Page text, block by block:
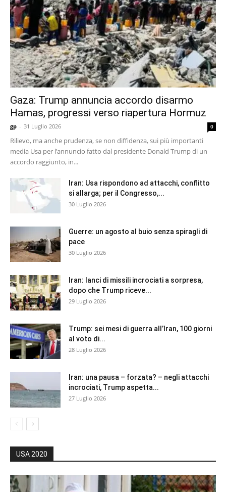
Gaza: Trump annuncia accordo disarmo
Hamas, progressi verso riapertura Hormuz
gp - 31 Luglio 2026 0
Rilievo, ma anche prudenza, se non diffidenza, sui più importanti
media Usa per l’annuncio fatto dal presidente Donald Trump di un
accordo raggiunto, in...
Iran: Usa rispondono ad attacchi, conflitto
si allarga; per il Congresso,...
30 Luglio 2026
Guerre: un agosto al buio senza spiragli di
pace
30 Luglio 2026
Iran: lanci di missili incrociati a sorpresa,
dopo che Trump riceve...
29 Luglio 2026
Trump: sei mesi di guerra all’Iran, 100 giorni
al voto di...
28 Luglio 2026
Iran: una pausa – forzata? – negli attacchi
incrociati, Trump aspetta...
27 Luglio 2026
USA 2020